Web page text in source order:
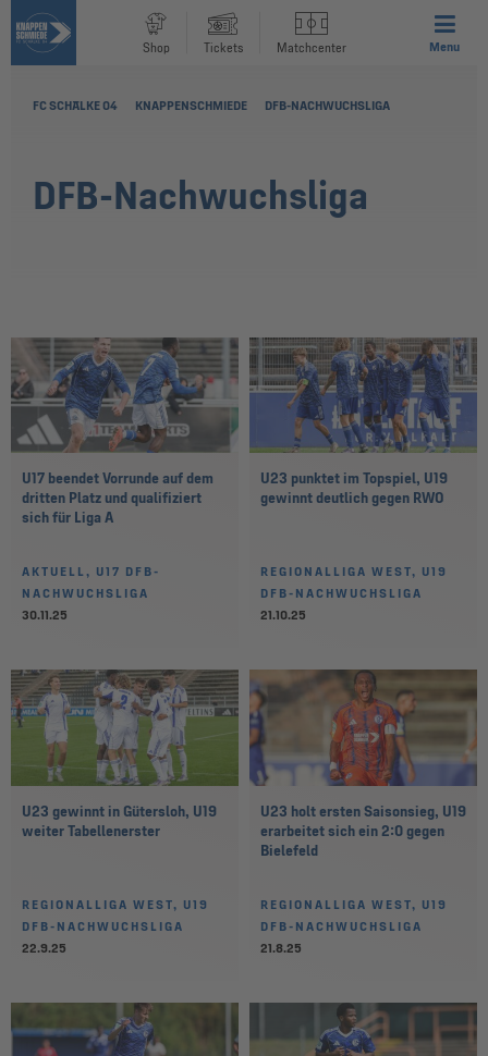
Shop Tickets Matchcenter Menu
FC SCHALKE 04 KNAPPENSCHMIEDE DFB-NACHWUCHSLIGA
DFB-Nachwuchsliga
U17 beendet Vorrunde auf dem
dritten Platz und qualifiziert
sich für Liga A
AKTUELL, U17 DFB-
NACHWUCHSLIGA
30.11.25
U23 punktet im Topspiel, U19
gewinnt deutlich gegen RWO
REGIONALLIGA WEST, U19
DFB-NACHWUCHSLIGA
21.10.25
U23 gewinnt in Gütersloh, U19
weiter Tabellenerster
REGIONALLIGA WEST, U19
DFB-NACHWUCHSLIGA
22.9.25
U23 holt ersten Saisonsieg, U19
erarbeitet sich ein 2:0 gegen
Bielefeld
REGIONALLIGA WEST, U19
DFB-NACHWUCHSLIGA
21.8.25